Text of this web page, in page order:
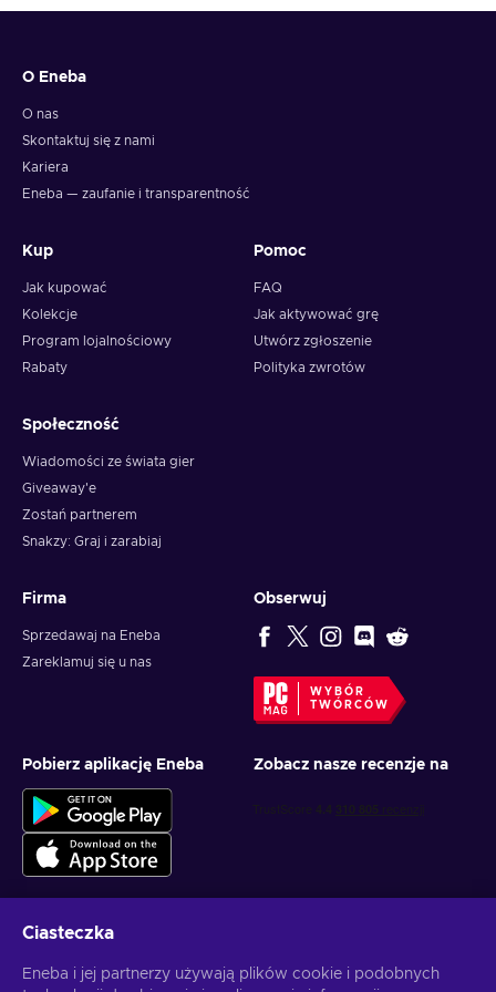
redeem your whole voucher at once. Once you’ve done that,
you should give it up to 30 minutes for your cryptocurrency
O Eneba
O nas
Skontaktuj się z nami
Kariera
Eneba — zaufanie i transparentność
Kup
Jak kupować
Kolekcje
Program lojalnościowy
Rabaty
Pomoc
FAQ
Jak aktywować grę
Utwórz zgłoszenie
Polityka zwrotów
Społeczność
Wiadomości ze świata gier
Giveaway'e
Zostań partnerem
Snakzy: Graj i zarabiaj
Firma
Sprzedawaj na Eneba
Zareklamuj się u nas
Obserwuj
WYBÓR
TWÓRCÓW
Pobierz aplikację Eneba Zobacz nasze recenzje na
Ciasteczka
Eneba i jej partnerzy używają plików cookie i podobnych